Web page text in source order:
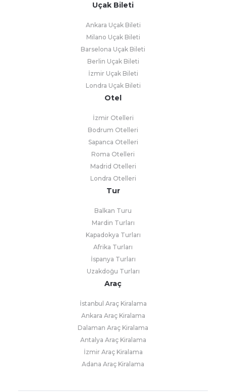
Uçak Bileti
Ankara Uçak Bileti
Milano Uçak Bileti
Barselona Uçak Bileti
Berlin Uçak Bileti
İzmir Uçak Bileti
Londra Uçak Bileti
Otel
İzmir Otelleri
Bodrum Otelleri
Sapanca Otelleri
Roma Otelleri
Madrid Otelleri
Londra Otelleri
Tur
Balkan Turu
Mardin Turları
Kapadokya Turları
Afrika Turları
İspanya Turları
Uzakdoğu Turları
Araç
İstanbul Araç Kiralama
Ankara Araç Kiralama
Dalaman Araç Kiralama
Antalya Araç Kiralama
İzmir Araç Kiralama
Adana Araç Kiralama